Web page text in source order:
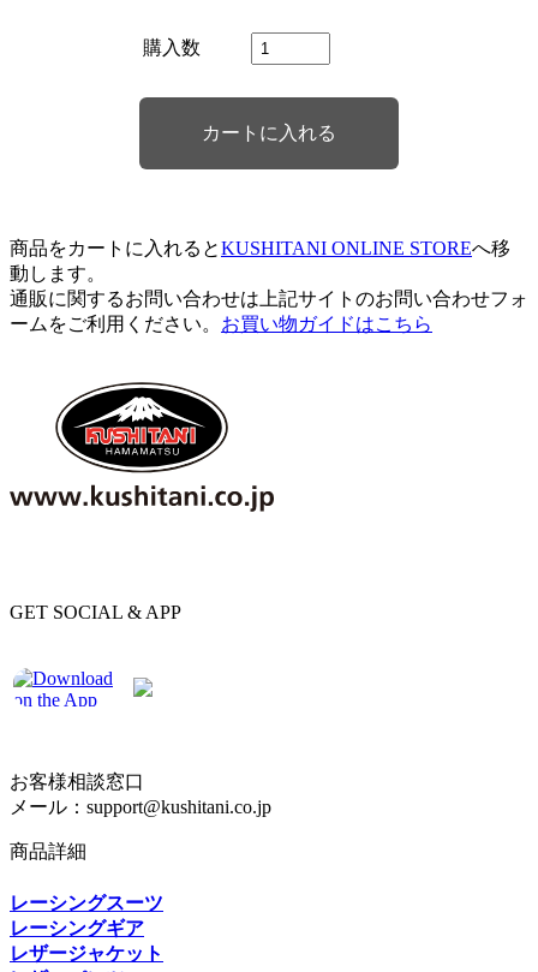
購入数
商品をカートに入れるとKUSHITANI ONLINE STOREへ移
動します。
通販に関するお問い合わせは上記サイトのお問い合わせフォ
ームをご利用ください。 お買い物ガイドはこちら
GET SOCIAL & APP
お客様相談窓口
メール：support@kushitani.co.jp
商品詳細
レーシングスーツ
レーシングギア
レザージャケット